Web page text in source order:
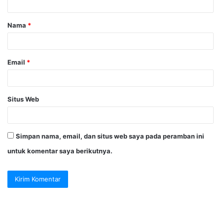
a
r
Nama *
Email *
Situs Web
Simpan nama, email, dan situs web saya pada peramban ini
untuk komentar saya berikutnya.